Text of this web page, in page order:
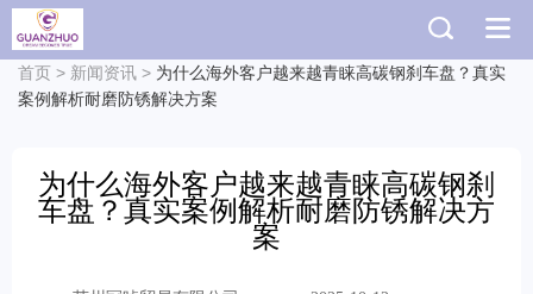
首页 > 新闻资讯 > 为什么海外客户越来越青睐高碳钢刹车盘？真实
案例解析耐磨防锈解决方案
为什么海外客户越来越青睐高碳钢刹
车盘？真实案例解析耐磨防锈解决方
案